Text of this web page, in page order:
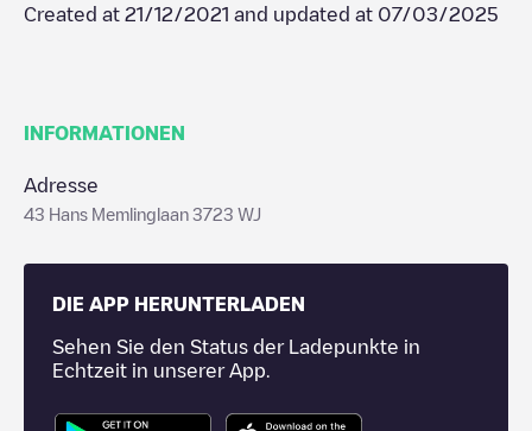
Created at 21/12/2021 and updated at 07/03/2025
INFORMATIONEN
Adresse
43 Hans Memlinglaan 3723 WJ
DIE APP HERUNTERLADEN
Sehen Sie den Status der Ladepunkte in
Echtzeit in unserer App.